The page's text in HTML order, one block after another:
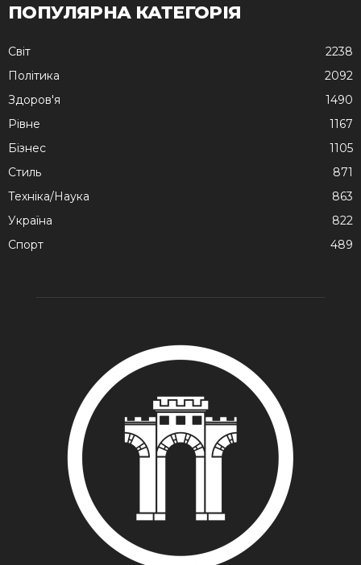
ПОПУЛЯРНА КАТЕГОРІЯ
Cвіт
2238
Політика
2092
Здоров'я
1490
Рівне
1167
Бізнес
1105
Стиль
871
Техніка/Наука
863
Україна
822
Спорт
489